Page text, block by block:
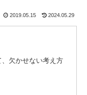
2019.05.15 2024.05.29
欠かせない考え方